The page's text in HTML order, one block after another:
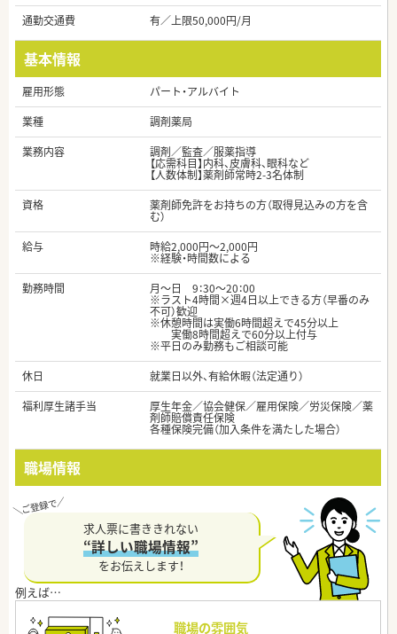
通勤交通費
有／上限50,000円/月
基本情報
雇用形態
パート・アルバイト
業種
調剤薬局
業務内容
調剤／監査／服薬指導
【応需科目】内科、皮膚科、眼科など
【人数体制】薬剤師常時2-3名体制
資格
薬剤師免許をお持ちの方（取得見込みの方を含
む）
給与
時給2,000円～2,000円
※経験・時間数による
勤務時間
月～日 9：30～20：00
※ラスト4時間×週4日以上できる方（早番のみ
不可）歓迎
※休憩時間は実働6時間超えで45分以上
実働8時間超えで60分以上付与
※平日のみ勤務もご相談可能
休日
就業日以外、有給休暇（法定通り）
福利厚生諸手当
厚生年金／協会健保／雇用保険／労災保険／薬
剤師賠償責任保険
各種保険完備（加入条件を満たした場合）
職場情報
求人票に書ききれない
“詳しい職場情報”
をお伝えします！
職場の雰囲気